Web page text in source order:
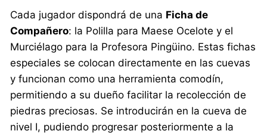
Cada jugador dispondrá de una Ficha de
Compañero: la Polilla para Maese Ocelote y el
Murciélago para la Profesora Pingüino. Estas fichas
especiales se colocan directamente en las cuevas
y funcionan como una herramienta comodín,
permitiendo a su dueño facilitar la recolección de
piedras preciosas. Se introducirán en la cueva de
nivel I, pudiendo progresar posteriormente a la